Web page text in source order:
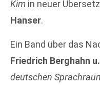
Kim in neuer
Hanser.
Ein Band über das
Friedrich Berghahn
deutschen